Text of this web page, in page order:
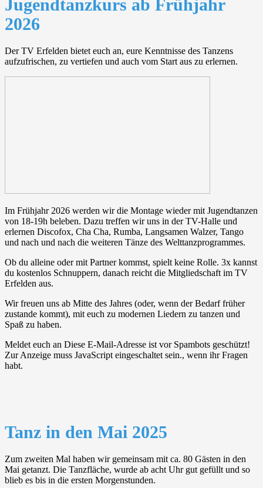
Jugendtanzkurs ab Frühjahr
2026
Der TV Erfelden bietet euch an, eure Kenntnisse des Tanzens
aufzufrischen, zu vertiefen und auch vom Start aus zu erlernen.
Im Frühjahr 2026 werden wir die Montage wieder mit Jugendtanzen
von 18-19h beleben. Dazu treffen wir uns in der TV-Halle und
erlernen Discofox, Cha Cha, Rumba, Langsamen Walzer, Tango
und nach und nach die weiteren Tänze des Welttanzprogrammes.
Ob du alleine oder mit Partner kommst, spielt keine Rolle. 3x kannst
du kostenlos Schnuppern, danach reicht die Mitgliedschaft im TV
Erfelden aus.
Wir freuen uns ab Mitte des Jahres (oder, wenn der Bedarf früher
zustande kommt), mit euch zu modernen Liedern zu tanzen und
Spaß zu haben.
Meldet euch an Diese E-Mail-Adresse ist vor Spambots geschützt!
Zur Anzeige muss JavaScript eingeschaltet sein., wenn ihr Fragen
habt.
Tanz in den Mai 2025
Zum zweiten Mal haben wir gemeinsam mit ca. 80 Gästen in den
Mai getanzt. Die Tanzfläche, wurde ab acht Uhr gut gefüllt und so
blieb es bis in die ersten Morgenstunden.